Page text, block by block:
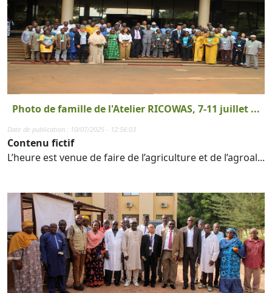
Photo de famille de l'Atelier RICOWAS, 7-11 juillet ...
Date de publication : 10/07/2025 - 12:56:03
Contenu fictif
L’heure est venue de faire de l’agriculture et de l’agroal...